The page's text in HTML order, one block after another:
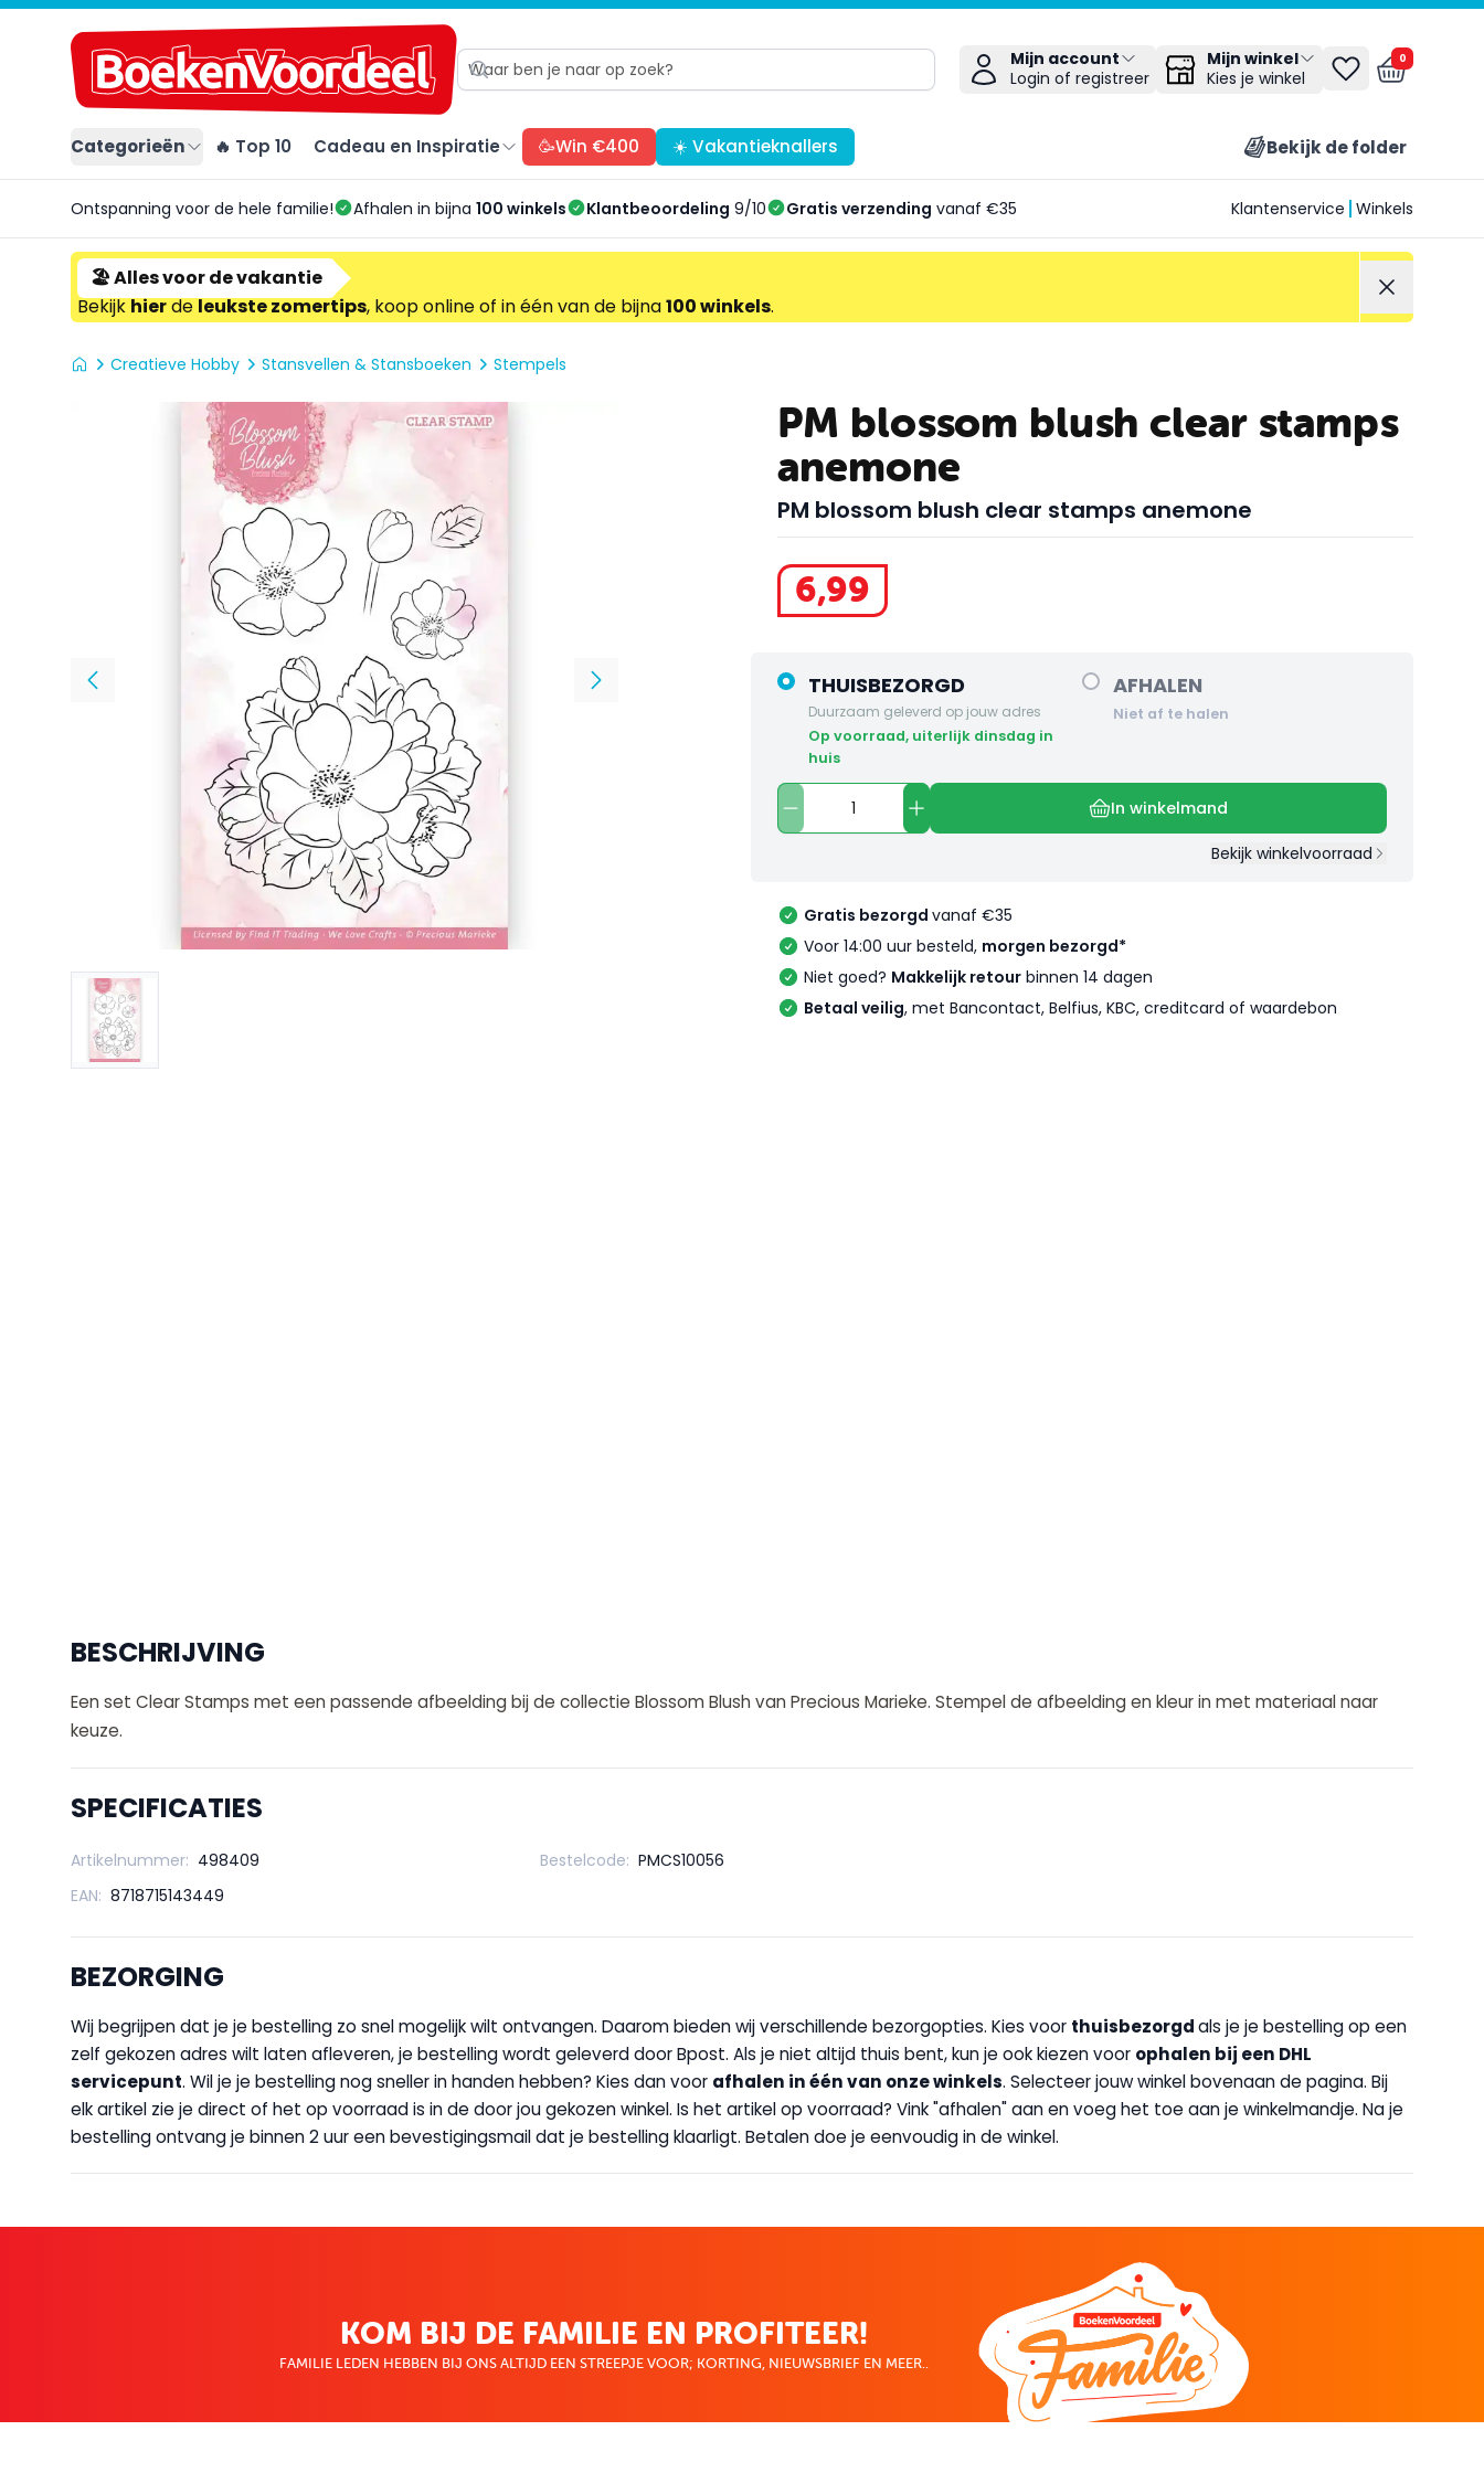
Mijn account
Login of registreer
Mijn winkel
Kies je winkel
0
Categorieën 🔥 Top 10 Cadeau en Inspiratie 🥳Win €400 ☀️ Vakantieknallers Bekijk de folder
Ontspanning voor de hele familie! Afhalen in bijna 100 winkels Klantbeoordeling 9/10 Gratis verzending vanaf €35 Klantenservice Winkels
🏖️ Alles voor de vakantie
Bekijkhierdeleukste zomertips, koop online of in één van de bijna100 winkels.
Creatieve Hobby Stansvellen & Stansboeken Stempels
PM blossom blush clear stamps
anemone
PM blossom blush clear stamps anemone
6,99
THUISBEZORGD
Duurzaam geleverd op jouw adres
op voorraad, uiterlijk dinsdag in
huis
AFHALEN
Niet af te halen
In winkelmand
Bekijk winkelvoorraad
Gratis bezorgd vanaf €35
Voor 14:00 uur besteld, morgen bezorgd*
Niet goed? Makkelijk retour binnen 14 dagen
Betaal veilig, met Bancontact, Belfius, KBC, creditcard of waardebon
BESCHRIJVING
Een set Clear Stamps met een passende afbeelding bij de collectie Blossom Blush van Precious Marieke. Stempel de afbeelding en kleur in met materiaal naar
keuze.
SPECIFICATIES
Artikelnummer: 498409 Bestelcode: PMCS10056
EAN: 8718715143449
BEZORGING
Wij begrijpen dat je je bestelling zo snel mogelijk wilt ontvangen. Daarom bieden wij verschillende bezorgopties. Kies voor thuisbezorgdals je je bestelling op een
zelf gekozen adres wilt laten afleveren, je bestelling wordt geleverd door Bpost. Als je niet altijd thuis bent, kun je ook kiezen voor ophalen bij een DHL
servicepunt. Wil je je bestelling nog sneller in handen hebben? Kies dan voor afhalen in één van onze winkels. Selecteer jouw winkel bovenaan de pagina. Bij
elk artikel zie je direct of het op voorraad is in de door jou gekozen winkel. Is het artikel op voorraad? Vink "afhalen" aan en voeg het toe aan je winkelmandje. Na je
bestelling ontvang je binnen 2 uur een bevestigingsmail dat je bestelling klaarligt. Betalen doe je eenvoudig in de winkel.
KOM BIJ DE FAMILIE EN PROFITEER!
FAMILIE LEDEN HEBBEN BIJ ONS ALTIJD EEN STREEPJE VOOR; KORTING, NIEUWSBRIEF EN MEER..